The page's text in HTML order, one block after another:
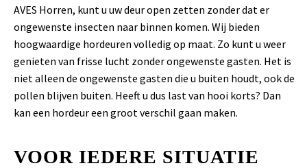
AVES Horren, kunt u uw deur open zetten zonder dat er
ongewenste insecten naar binnen komen. Wij bieden
hoogwaardige hordeuren volledig op maat. Zo kunt u weer
genieten van frisse lucht zonder ongewenste gasten. Het is
niet alleen de ongewenste gasten die u buiten houdt, ook de
pollen blijven buiten. Heeft u dus last van hooi korts? Dan
kan een hordeur een groot verschil gaan maken.
VOOR IEDERE SITUATIE